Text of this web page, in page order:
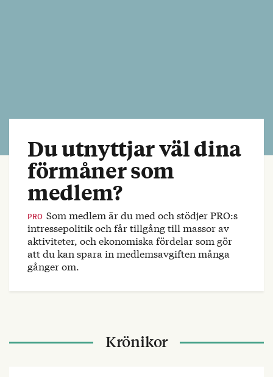
Du utnyttjar väl dina
förmåner som
medlem?
PRO Som medlem är du med och stödjer PRO:s
intressepolitik och får tillgång till massor av
aktiviteter, och ekonomiska fördelar som gör
att du kan spara in medlemsavgiften många
gånger om.
Krönikor